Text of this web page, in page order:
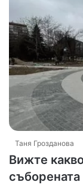
Таня Грозданова
Вижте